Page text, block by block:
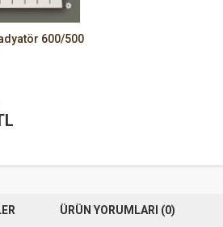
600/500
ÜRÜN YORUMLARI (0)